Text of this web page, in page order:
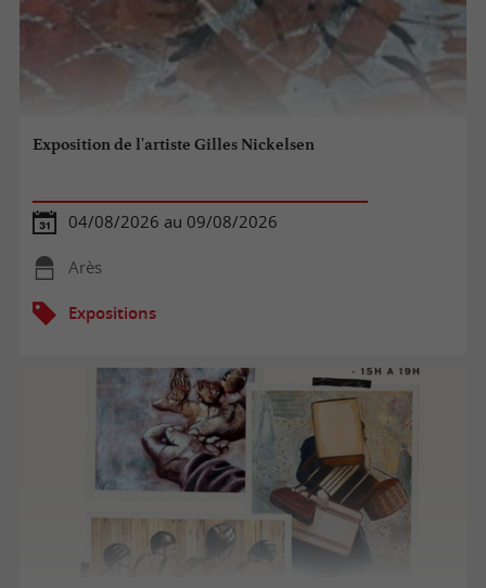
Exposition de l'artiste Gilles Nickelsen
04/08/2026 au 09/08/2026
Arès
Expositions